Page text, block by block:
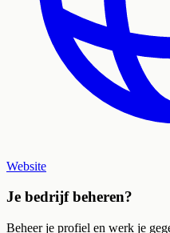
Website
Je bedrijf beheren?
Beheer je profiel en werk je